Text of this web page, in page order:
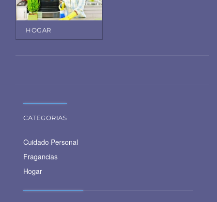
HOGAR
CATEGORIAS
Cuidado Personal
Fragancias
Hogar